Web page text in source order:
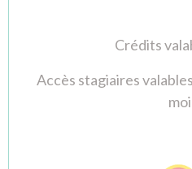
Crédits
Accès stagiaires